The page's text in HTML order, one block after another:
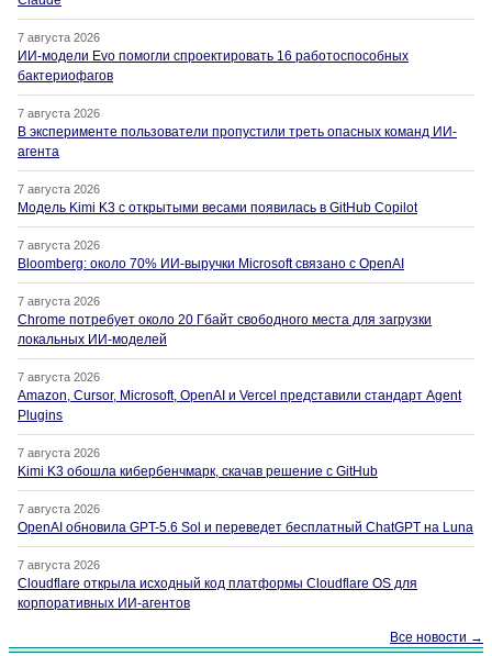
7 августа 2026
ИИ-модели Evo помогли спроектировать 16 работоспособных
бактериофагов
7 августа 2026
В эксперименте пользователи пропустили треть опасных команд ИИ-
агента
7 августа 2026
Модель Kimi K3 с открытыми весами появилась в GitHub Copilot
7 августа 2026
Bloomberg: около 70% ИИ-выручки Microsoft связано с OpenAI
7 августа 2026
Chrome потребует около 20 Гбайт свободного места для загрузки
локальных ИИ-моделей
7 августа 2026
Amazon, Cursor, Microsoft, OpenAI и Vercel представили стандарт Agent
Plugins
7 августа 2026
Kimi K3 обошла кибербенчмарк, скачав решение с GitHub
7 августа 2026
OpenAI обновила GPT-5.6 Sol и переведет бесплатный ChatGPT на Luna
7 августа 2026
Cloudflare открыла исходный код платформы Cloudflare OS для
корпоративных ИИ-агентов
Все новости →